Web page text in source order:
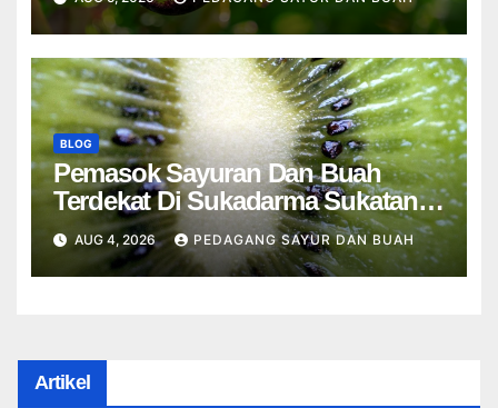
Barat Bekasi
BLOG
Pemasok Sayuran Dan Buah
Terdekat Di Sukadarma Sukatani,
Cikedokan Cikarang Barat Bekasi
AUG 4, 2026 PEDAGANG SAYUR DAN BUAH
Artikel